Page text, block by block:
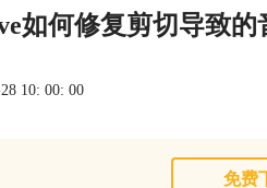
如何修复剪切导致的
10: 00: 00
免费